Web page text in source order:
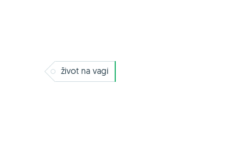
život na vagi